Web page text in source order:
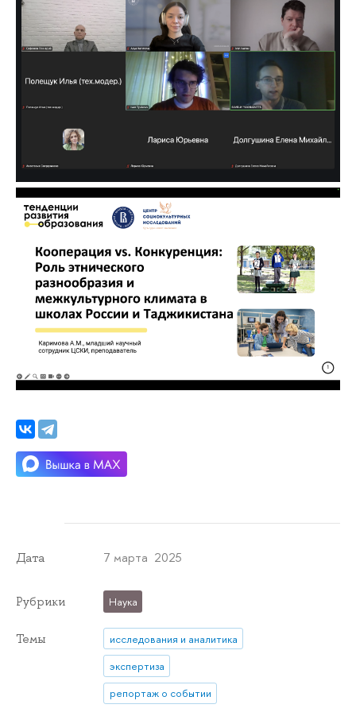
Дата 7 марта 2025
Рубрики Наука
Темы
исследования и аналитика
экспертиза
репортаж о событии